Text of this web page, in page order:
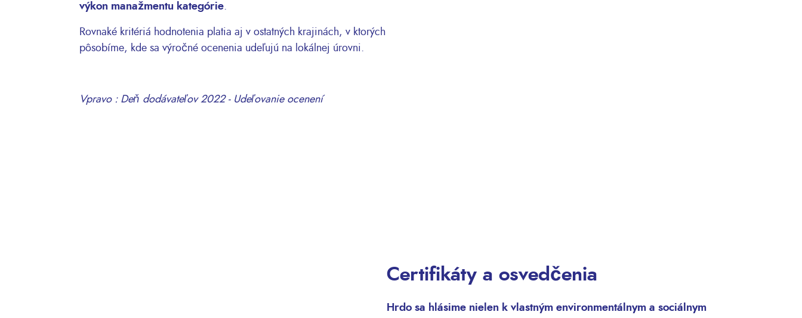
výkon manažmentu kategórie.
Rovnaké kritériá hodnotenia platia aj v ostatných krajinách, v ktorých
pôsobíme, kde sa výročné ocenenia udeľujú na lokálnej úrovni.
Vpravo : Deň dodávateľov 2022 - Udeľovanie ocenení
Certifikáty a osvedčenia
Hrdo sa hlásime nielen k vlastným environmentálnym a sociálnym